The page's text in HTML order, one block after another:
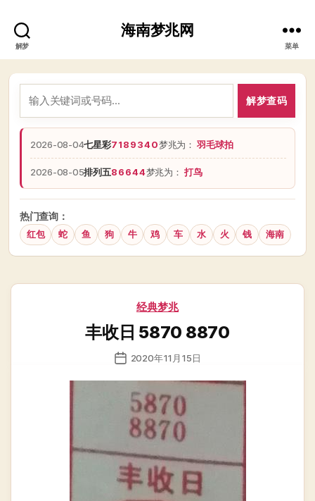
解梦
海南梦兆网
菜单
解梦查码
2026-08-04七星彩7189340梦兆为：羽毛球拍
2026-08-05排列五86644梦兆为：打鸟
热门查询：
红包 蛇 鱼 狗 牛 鸡 车 水 火 钱 海南
分
经典梦兆
丰收日 5870 8870
发
日
2020年11月15日